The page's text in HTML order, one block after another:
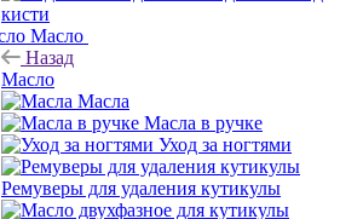
кисти
Масло
Назад
Масло
Масла
Масла в ручке
Уход за ногтями
Ремуверы для удаления кутикулы